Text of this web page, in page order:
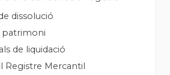
dissolució
patrimoni
de liquidació
Registre Mercantil